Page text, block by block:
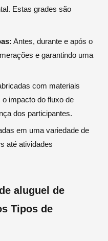
Estas grades são
Antes, durante e após o
e garantindo uma
com materiais
impacto do fluxo de
dos participantes.
em uma variedade de
até atividades
aluguel de
Tipos de